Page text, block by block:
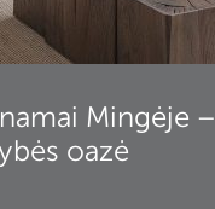
Mingėje –
oazė